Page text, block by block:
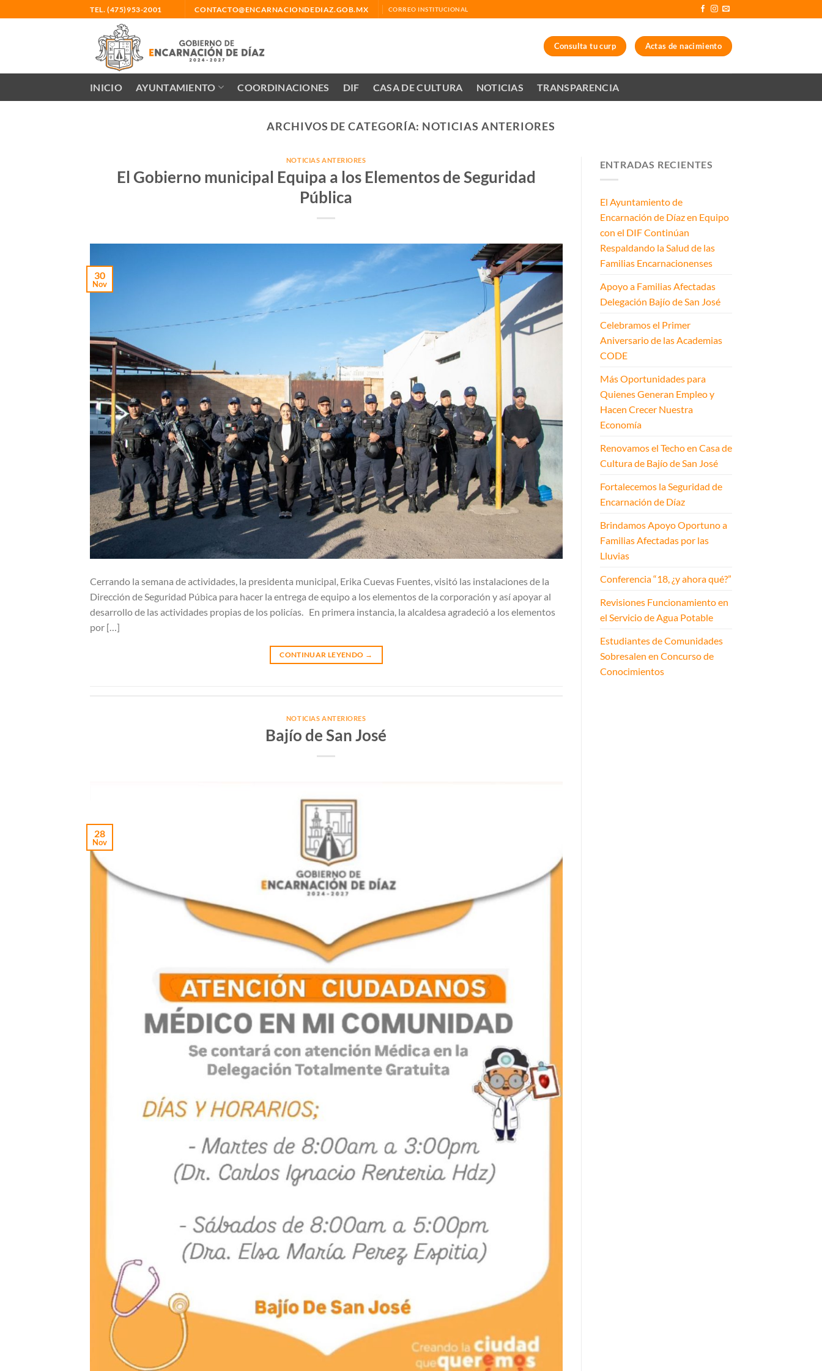
al
TEL. (475)953-2001 CONTACTO@ENCARNACIONDEDIAZ.GOB.MX CORREO INSTITUCIONAL
Consulta tu curp Actas de nacimiento
INICIO AYUNTAMIENTO COORDINACIONES DIF CASA DE CULTURA NOTICIAS TRANSPARENCIA
ARCHIVOS DE CATEGORÍA: NOTICIAS ANTERIORES
NOTICIAS ANTERIORES
El Gobierno municipal Equipa a los Elementos de Seguridad
Pública
30
Nov
Cerrando la semana de actividades, la presidenta municipal, Erika Cuevas Fuentes, visitó las instalaciones de la
Dirección de Seguridad Púbica para hacer la entrega de equipo a los elementos de la corporación y así apoyar al
desarrollo de las actividades propias de los policías. En primera instancia, la alcaldesa agradeció a los elementos
por […]
CONTINUAR LEYENDO →
NOTICIAS ANTERIORES
Bajío de San José
28
Nov
ENTRADAS RECIENTES
El Ayuntamiento de
Encarnación de Díaz en Equipo
con el DIF Continúan
Respaldando la Salud de las
Familias Encarnacionenses
Apoyo a Familias Afectadas
Delegación Bajío de San José
Celebramos el Primer
Aniversario de las Academias
CODE
Más Oportunidades para
Quienes Generan Empleo y
Hacen Crecer Nuestra
Economía
Renovamos el Techo en Casa de
Cultura de Bajío de San José
Fortalecemos la Seguridad de
Encarnación de Díaz
Brindamos Apoyo Oportuno a
Familias Afectadas por las
Lluvias
Conferencia “18, ¿y ahora qué?”
Revisiones Funcionamiento en
el Servicio de Agua Potable
Estudiantes de Comunidades
Sobresalen en Concurso de
Conocimientos